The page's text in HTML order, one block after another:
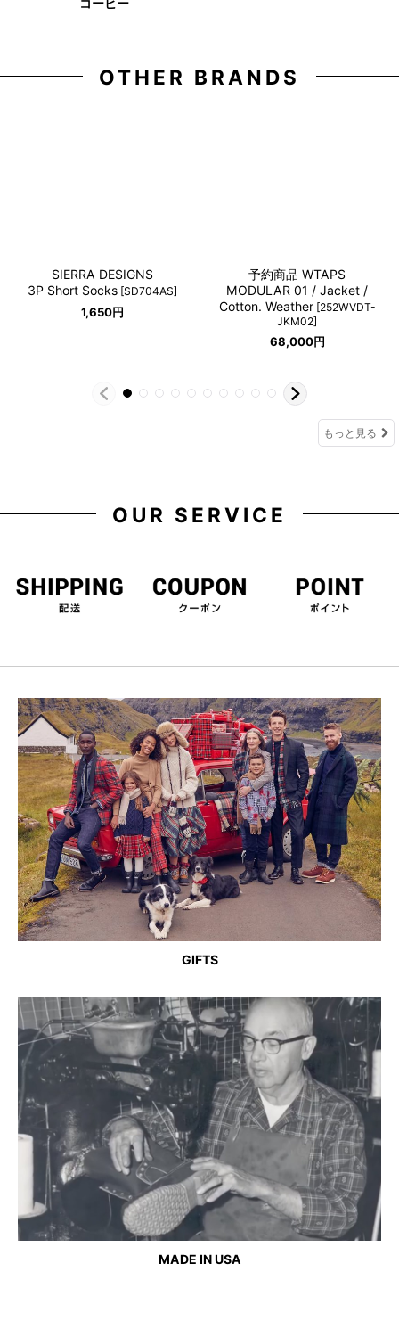
コーヒー
OTHER BRANDS
SIERRA DESIGNS
3P Short Socks [SD704AS]
1,650円
予約商品 WTAPS
MODULAR 01 / Jacket /
Cotton. Weather [252WVDT-
JKM02]
68,000円
もっと見る
OUR SERVICE
GIFTS
MADE IN USA